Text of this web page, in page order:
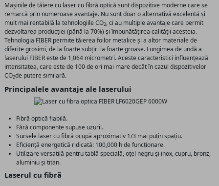
Mașinile de tăiere cu laser cu fibră optică sunt dispozitive moderne care se
remarcă prin numeroase avantaje. Nu sunt doar o alternativă excelentă și
mult mai rentabilă la tehnologiile CO2, ci au multiple avantaje care permit
dezvoltarea producției (până la 70%) și îmbunătățirea calității acesteia.
Tehnologia FIBER permite tăierea foilor metalice și a altor materiale de
diferite grosimi, de la foarte subțiri la foarte groase. Lungimea de undă a
laserului FIBER este de 1,064 micrometri. Aceste caracteristici influențează
intensitatea, care este de 100 de ori mai mare decât în cazul dispozitivelor
CO2de putere similară.
Principalele avantaje ale laserului
Fibră optică fiabilă.
Fără componente supuse uzurii.
Sursele laser cu fibră ocupă aproximativ 1/3 mai puțin spațiu.
Eficiență energetică ridicată: 100,000 h de funcționare.
Utilizare versatilă pentru tablă specială, oțel negru și inox, cupru, bronz,
aluminiu și titan.
Laserul cu fibră